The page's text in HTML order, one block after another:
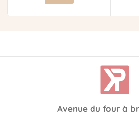
Avenue du four à